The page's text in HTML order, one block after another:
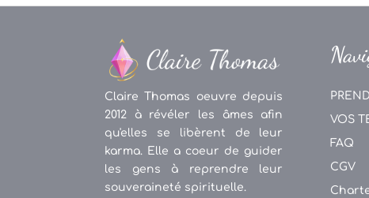
Claire Thomas oeuvre depuis
2012 à révéler les âmes afin
qu'elles se libèrent de leur
karma. Elle a coeur de guider
les gens à reprendre leur
souveraineté spirituelle.
VOS
FAQ
CGV